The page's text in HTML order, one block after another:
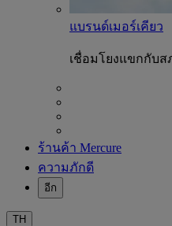
แบรนด์เมอร์เคียว
เชื่อมโยงแขกกับส
ร้านค้า Mercure
ความภักดี
อีก
TH